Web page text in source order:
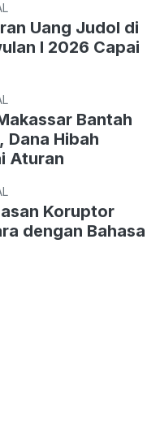
Uang Judol di
I 2026 Capai
Bantah
Dana Hibah
Aturan
Koruptor
dengan Bahasa